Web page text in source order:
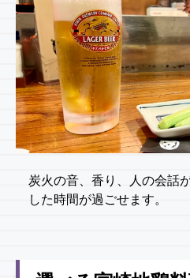
炭火の音、香り、人の会話
した時間が過ごせます。